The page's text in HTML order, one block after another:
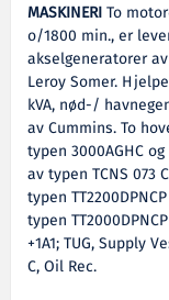
MASKINERITo
o/1800 min., er
akselgeneratorer
Leroy Somer.
kVA, nød-/
av Cummins. To
typen 3000AGHC
av typen TCNS 073
typen
typen
+1A1; TUG, Supply
C, Oil Rec.